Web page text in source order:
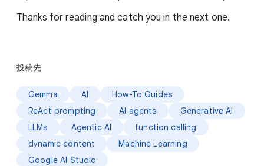
Thanks for reading and catch you in the next one.
投稿先:
Gemma AI
How-To Guides
ReAct prompting
AI agents
Generative AI
LLMs
Agentic AI
function calling
dynamic content
Machine Learning
Google AI Studio